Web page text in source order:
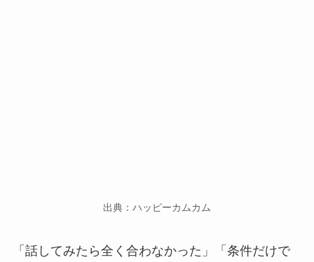
出典：ハッピーカムカム
「話してみたら全く合わなかった」「条件だけで